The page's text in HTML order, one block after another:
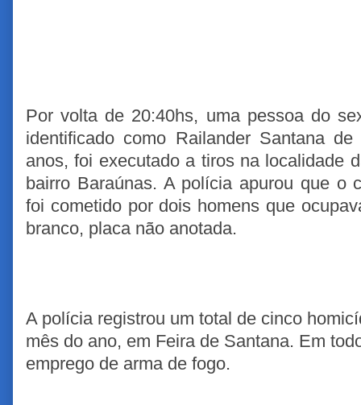
Por volta de 20:40hs, uma pessoa do
identificado como Railander Santana
anos, foi executado a tiros na localidade
bairro Baraúnas. A polícia apurou que o
foi cometido por dois homens que
branco, placa não anotada.
A polícia registrou um total de cinco
mês do ano, em Feira de Santana. Em
emprego de arma de fogo.